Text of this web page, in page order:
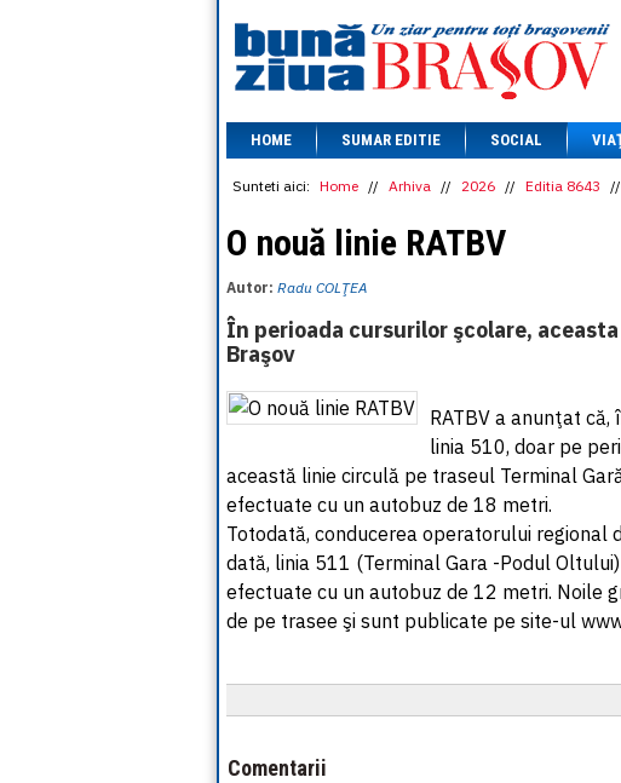
HOME SUMAR EDITIE SOCIAL
Sunteti aici: Home // Arhiva // 2026 // Editia 8643 //
O nouă linie RATBV
Autor: Radu COLŢEA
În perioada cursurilor şcolare,
Braşov
RATBV a anunţat
linia 510, doar pe
această linie circulă pe traseul Terminal
efectuate cu un autobuz de 18 metri.
Totodată, conducerea operatorului regional
dată, linia 511 (Terminal Gara -Podul
efectuate cu un autobuz de 12 metri. Noile
de pe trasee şi sunt publicate pe site-ul
Comentarii